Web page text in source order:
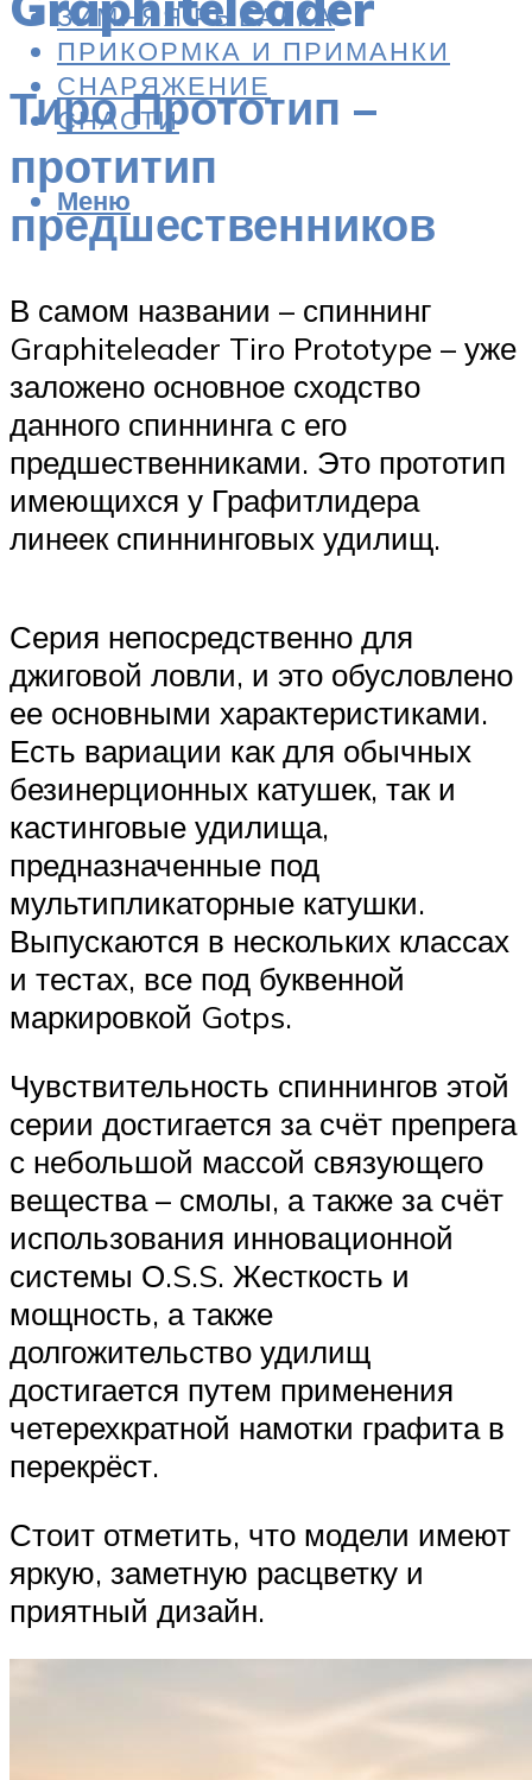
ЗИМНЯЯ РЫБАЛКА
ПРИКОРМКА И ПРИМАНКИ
СНАРЯЖЕНИЕ
СНАСТИ
Меню
Тиро Прототип –
протитип
предшественников
В самом названии – спиннинг
Graphiteleader Tiro Prototype – уже
заложено основное сходство
данного спиннинга с его
предшественниками. Это прототип
имеющихся у Графитлидера
линеек спиннинговых удилищ.
Серия непосредственно для
джиговой ловли, и это обусловлено
ее основными характеристиками.
Есть вариации как для обычных
безинерционных катушек, так и
кастинговые удилища,
предназначенные под
мультипликаторные катушки.
Выпускаются в нескольких классах
и тестах, все под буквенной
маркировкой Gotps.
Чувствительность спиннингов этой
серии достигается за счёт препрега
с небольшой массой связующего
вещества – смолы, а также за счёт
использования инновационной
системы О.S.S. Жесткость и
мощность, а также
долгожительство удилищ
достигается путем применения
четерехкратной намотки графита в
перекрёст.
Стоит отметить, что модели имеют
яркую, заметную расцветку и
приятный дизайн.